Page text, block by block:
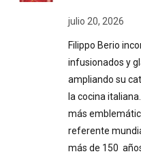
julio 20, 2026
Filippo Berio
infusionados y
ampliando su
la cocina
más
referente
más de 150